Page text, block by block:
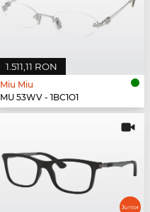
1.511,11 RON
Miu Miu
MU 53WV - 1BC1O1